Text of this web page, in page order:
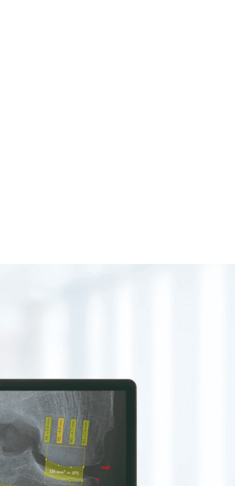
Inception 計畫成員的
部骨關節炎，期望能扭轉這個情況。
的局面。診斷方式完全依賴醫師看著平面 X 光照片，加上對患者
用時間和資源的過程，患者得為了獲得準確的診斷結果與精確的